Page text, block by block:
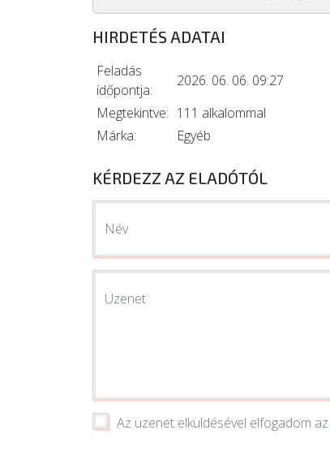
HIRDETÉS ADATAI
Feladás
időpontja:
2026. 06. 06. 09:27
Megtekintve: 111 alkalommal
Márka:
Egyéb
KÉRDEZZ AZ ELADÓTÓL
Név
Üzenet
Az üzenet elküldésével elfogadom az